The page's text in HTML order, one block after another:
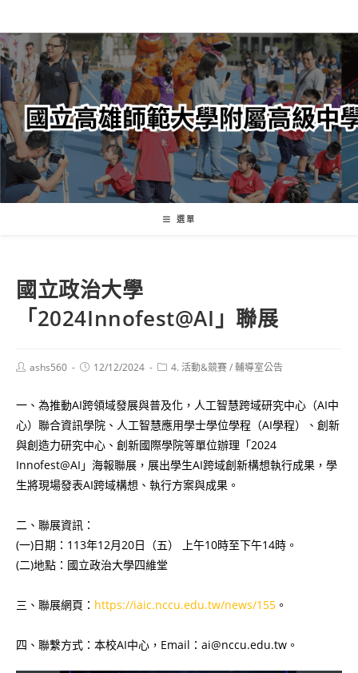
轉
至
主
內
容
選單
國立政治大學
「2024Innofest@AI」聯展
Postashs560
Post12/12/2024
Post4. 活動&競賽/輔導室公告
一、為推動AI跨領域發展與普及化，人工智慧跨域研究中心（AI中
心）聯合資訊學院、人工智慧應用學士學位學程（AI學程）、創新
與創造力研究中心、創新國際學院等單位辦理「2024
Innofest@AI」海報聯展，展出學生AI跨域創新構想執行成果，學
生將現場發表AI跨域構想、執行方案與成果。
二、聯展資訊：
(一)日期：113年12月20日（五） 上午10時至下午14時。
(二)地點：國立政治大學四維堂
三、聯展網頁： https://iaic.nccu.edu.tw/news/155 。
四、聯繫方式：本校AI中心，Email：ai@nccu.edu.tw。